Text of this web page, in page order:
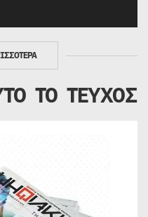
ΤΟ ΤΕΥΧΟΣ